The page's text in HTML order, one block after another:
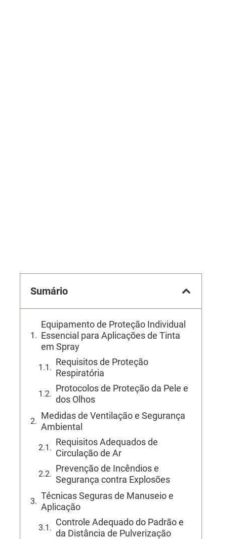
Sumário
Equipamento de Proteção Individual
Essencial para Aplicações de Tinta
em Spray
Requisitos de Proteção
Respiratória
Protocolos de Proteção da Pele e
dos Olhos
Medidas de Ventilação e Segurança
Ambiental
Requisitos Adequados de
Circulação de Ar
Prevenção de Incêndios e
Segurança contra Explosões
Técnicas Seguras de Manuseio e
Aplicação
Controle Adequado do Padrão e
da Distância de Pulverização